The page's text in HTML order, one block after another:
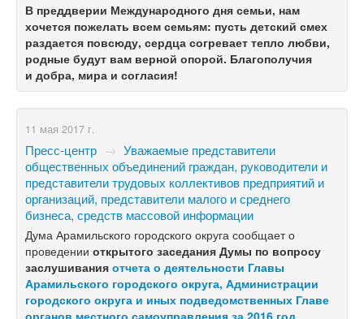
В преддверии Международного дня семьи, нам
хочется пожелать всем семьям: пусть детский смех
раздается повсюду, сердца согревает тепло любви,
родные будут вам верной опорой. Благополучия
и добра, мира и согласия!
11 мая 2017 г.
Пресс-центр → Уважаемые представители
общественных объединений граждан, руководители и
представители трудовых коллективов предприятий и
организаций, представители малого и среднего
бизнеса, средств массовой информации
Дума Арамильского городского округа сообщает о
проведении открытого заседания Думы по вопросу
заслушивания отчета о деятельности Главы
Арамильского городского округа, Администрации
городского округа и иных подведомственных Главе
органов местного самоуправления за 2016 год.